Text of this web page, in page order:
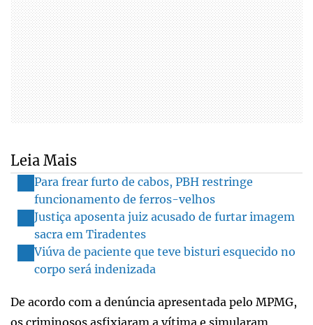
Leia Mais
Para frear furto de cabos, PBH restringe
funcionamento de ferros-velhos
Justiça aposenta juiz acusado de furtar imagem
sacra em Tiradentes
Viúva de paciente que teve bisturi esquecido no
corpo será indenizada
De acordo com a denúncia apresentada pelo MPMG,
os criminosos asfixiaram a vítima e simularam